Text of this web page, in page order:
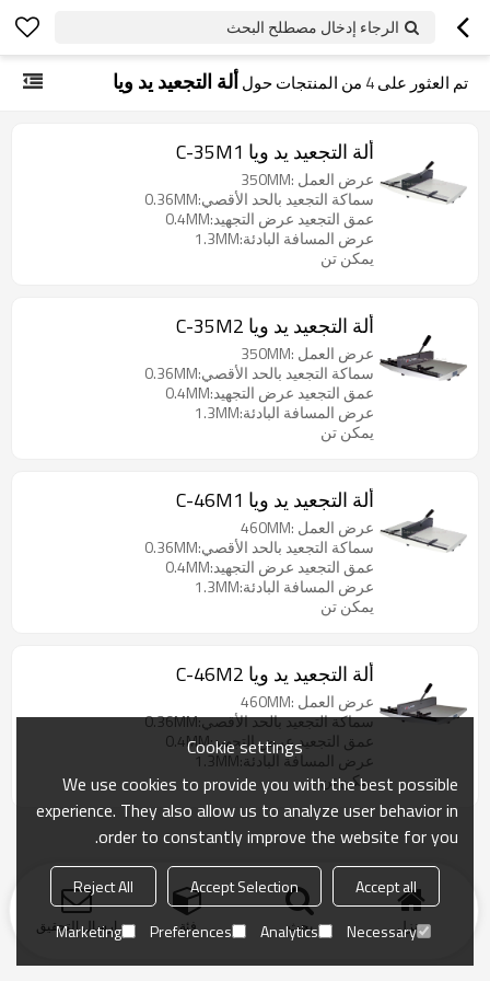
الرجاء إدخال مصطلح البحث
تم العثور على4 من المنتجات حولألة التجعيد يد ويا
ألة التجعيد يد ويا C-35M1
عرض العمل :350MM
سماكة التجعيد بالحد الأقصي:0.36MM
عمق التجعيد عرض التجهيد:0.4MM
عرض المسافة البادئة:1.3MM
يمكن تن
ألة التجعيد يد ويا C-35M2
عرض العمل :350MM
سماكة التجعيد بالحد الأقصي:0.36MM
عمق التجعيد عرض التجهيد:0.4MM
عرض المسافة البادئة:1.3MM
يمكن تن
ألة التجعيد يد ويا C-46M1
عرض العمل :460MM
سماكة التجعيد بالحد الأقصي:0.36MM
عمق التجعيد عرض التجهيد:0.4MM
عرض المسافة البادئة:1.3MM
يمكن تن
ألة التجعيد يد ويا C-46M2
عرض العمل :460MM
سماكة التجعيد بالحد الأقصي:0.36MM
عمق التجعيد عرض التجهيد:0.4MM
عرض المسافة البادئة:1.3MM
يمكن تن
منزل بحث فئة ارسال التحقيق
Cookie settings
We use cookies to provide you with the best possible
experience. They also allow us to analyze user behavior in
order to constantly improve the website for you.
Accept all
Accept Selection
Reject All
Necessary
Analytics
Preferences
Marketing